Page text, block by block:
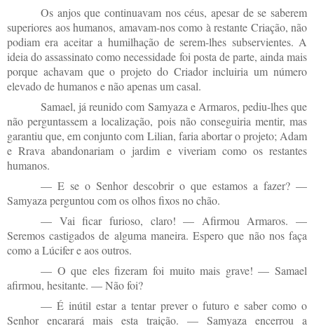
Os anjos que continuavam nos céus, apesar de se saberem
superiores aos humanos, amavam-nos como à restante Criação, não
podiam era aceitar a humilhação de serem-lhes subservientes. A
ideia do assassinato como necessidade foi posta de parte, ainda mais
porque achavam que o projeto do Criador incluiria um número
elevado de humanos e não apenas um casal.
Samael, já reunido com Samyaza e Armaros, pediu-lhes que
não perguntassem a localização, pois não conseguiria mentir, mas
garantiu que, em conjunto com Lilian, faria abortar o projeto; Adam
e Rrava abandonariam o jardim e viveriam como os restantes
humanos.
— E se o Senhor descobrir o que estamos a fazer? —
Samyaza perguntou com os olhos fixos no chão.
— Vai ficar furioso, claro! — Afirmou Armaros. —
Seremos castigados de alguma maneira. Espero que não nos faça
como a Lúcifer e aos outros.
— O que eles fizeram foi muito mais grave! — Samael
afirmou, hesitante. — Não foi?
— É inútil estar a tentar prever o futuro e saber como o
Senhor encarará mais esta traição. — Samyaza encerrou a